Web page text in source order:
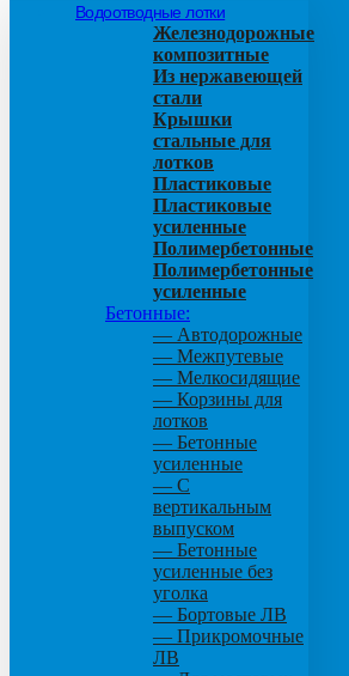
Водоотводные лотки
Железнодорожные
композитные
Из нержавеющей
стали
Крышки
стальные для
лотков
Пластиковые
Пластиковые
усиленные
Полимербетонные
Полимербетонные
усиленные
Бетонные:
— Автодорожные
— Межпутевые
— Мелкосидящие
— Корзины для
лотков
— Бетонные
усиленные
— С
вертикальным
выпуском
— Бетонные
усиленные без
уголка
— Бортовые ЛВ
— Прикромочные
ЛВ